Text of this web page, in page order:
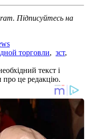
Підписуйтесь на
торговли, зст,
текст і
про це редакцію.